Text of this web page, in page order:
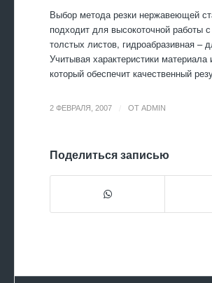
Выбор метода резки нержавеющей
подходит для высокоточной работы
толстых листов, гидроабразивная
Учитывая характеристики
который обеспечит качественный
2 ФЕВРАЛЯ, 2007 ОТ ADMIN
Поделиться записью